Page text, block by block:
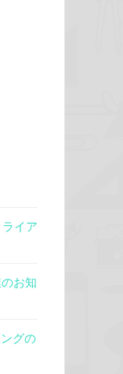
イア
お知
グの